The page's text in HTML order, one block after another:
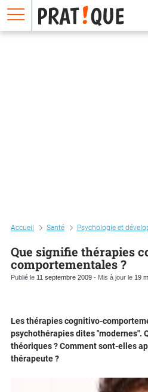
Accueil Santé Psychologie et
Que signifie thérapies
comportementales ?
Publié le 11 septembre 2009 - Mis à jour le 19
Les thérapies cognitivo-
psychothérapies dites "modernes".
théoriques ? Comment sont-elles
thérapeute ?
E
m
a